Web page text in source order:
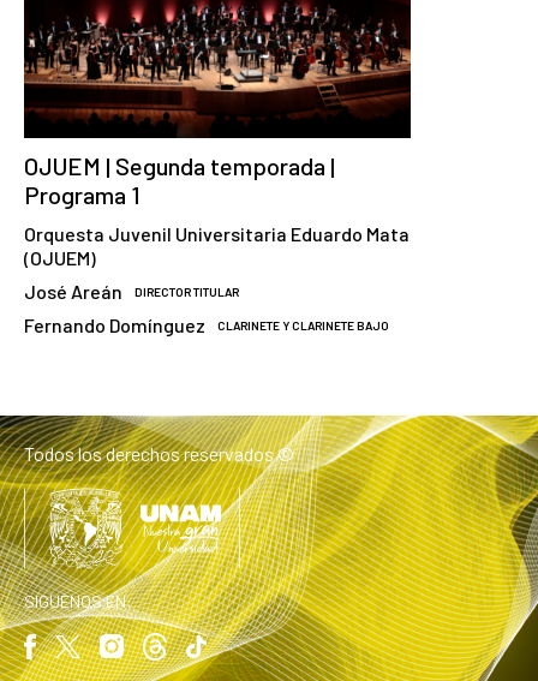
OJUEM | Segunda temporada |
Programa 1
Orquesta Juvenil Universitaria Eduardo Mata
(OJUEM)
José Areán
DIRECTOR TITULAR
Fernando Domínguez CLARINETE Y CLARINETE BAJO
Todos los derechos reservados ©
SIGUENOS EN: